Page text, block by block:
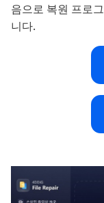
음으로 복원 프로
니다.